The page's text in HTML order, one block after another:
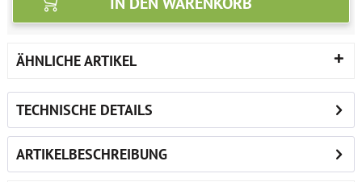
ÄHNLICHE ARTIKEL
TECHNISCHE DETAILS
ARTIKELBESCHREIBUNG